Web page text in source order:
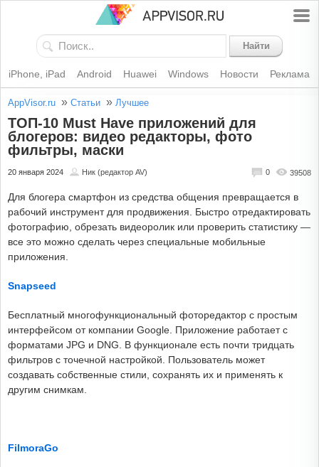
Найти
iPhone, iPad Android Huawei Windows Новости Реклама
AppVisor.ru » Статьи » Лучшее
ТОП-10 Must Have приложений для
блогеров: видео редакторы, фото
фильтры, маски
20 января 2024 Ник (редактор AV) 39508
0
Для блогера смартфон из средства общения превращается в
рабочий инструмент для продвижения. Быстро отредактировать
фотографию, обрезать видеоролик или проверить статистику —
все это можно сделать через специальные мобильные
приложения.
Snapseed
Бесплатный многофункциональный фоторедактор с простым
интерфейсом от компании Google. Приложение работает с
форматами JPG и DNG. В функционале есть почти тридцать
фильтров с точечной настройкой. Пользователь может
создавать собственные стили, сохранять их и применять к
другим снимкам.
FilmoraGo